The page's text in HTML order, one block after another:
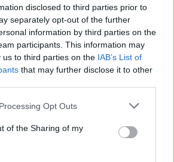
disclosed to third parties prior to
separately opt-out of the further
information by third parties on the
participants. This information may
us to third parties on the IAB’s List of
that may further disclose it to other
Opt Outs
of the Sharing of my